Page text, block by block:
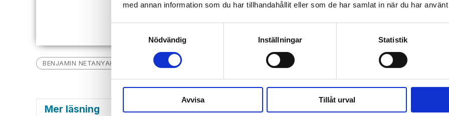
med annan information som du har tillhandahållit eller som de har samlat in när du har
Nödvändig
Inställningar Statistik
Avvisa Tillåt urval
Mina Sidor
BENJAMIN NETANYAHU GAZA NYHETER PROPALESTINSK ISRAEL
Mer läsning